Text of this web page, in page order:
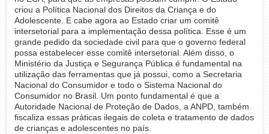
criou a Política Nacional dos Direitos da Criança e do
Adolescente. E cabe agora ao Estado criar um comitê
intersetorial para a implementação dessa política. Esse é um
grande pedido da sociedade civil para que o governo federal
possa estabelecer esse comitê intersetorial. Além disso, o
Ministério da Justiça e Segurança Pública é fundamental na
utilização das ferramentas que já possui, como a Secretaria
Nacional do Consumidor e todo o Sistema Nacional do
Consumidor no Brasil. Um ponto fundamental é que a
Autoridade Nacional de Proteção de Dados, a ANPD, também
fiscaliza essas práticas ilegais de coleta e tratamento de dados
de crianças e adolescentes no país.